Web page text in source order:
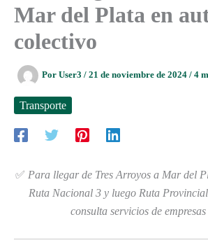
Mar del Plata en
colectivo
Por User3 / 21 de noviembre de 2024 / 4
Transporte
✅ Para llegar de Tres Arroyos a Mar del
Ruta Nacional 3 y luego Ruta
consulta servicios de